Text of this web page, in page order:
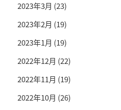
2023年3月 (23)
2023年2月 (19)
2023年1月 (19)
2022年12月 (22)
2022年11月 (19)
2022年10月 (26)